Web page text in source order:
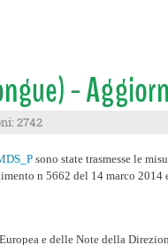
-
2742
sono state trasmesse le
n 5662 del 14 marco 2014
e delle Note della